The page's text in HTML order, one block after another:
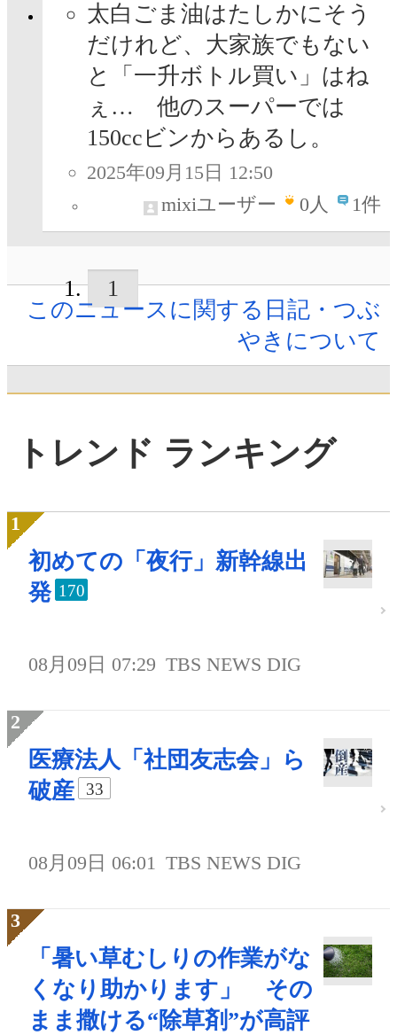
太白ごま油はたしかにそう
だけれど、大家族でもない
と「一升ボトル買い」はね
ぇ… 他のスーパーでは
150ccビンからあるし。
2025年09月15日 12:50
mixiユーザー
0人 1件
1
このニュースに関する日記・つぶ
やきについて
トレンド ランキング
初めての「夜行」新幹線出
発 170
08月09日 07:29 TBS NEWS DIG
医療法人「社団友志会」ら
破産
33
08月09日 06:01 TBS NEWS DIG
「暑い草むしりの作業がな
くなり助かります」 その
まま撒ける“除草剤”が高評